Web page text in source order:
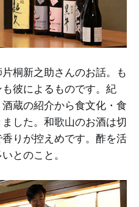
桐新之助さんのお話。も
彼によるものです。紀
蔵の紹介から食文化・食
した。和歌山のお酒は切
りが控えめです。酢を活
とのこと。